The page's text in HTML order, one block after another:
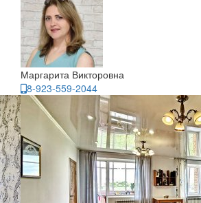
Маргарита Викторовна
8-923-559-2044